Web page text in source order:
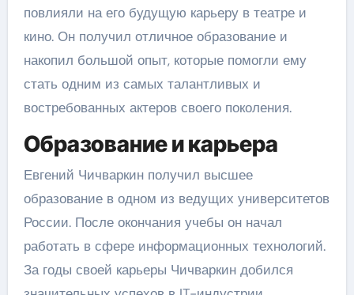
повлияли на его будущую карьеру в театре и
кино. Он получил отличное образование и
накопил большой опыт, которые помогли ему
стать одним из самых талантливых и
востребованных актеров своего поколения.
Образование и карьера
Евгений Чичваркин получил высшее
образование в одном из ведущих университетов
России. После окончания учебы он начал
работать в сфере информационных технологий.
За годы своей карьеры Чичваркин добился